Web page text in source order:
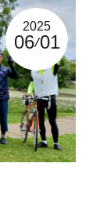
2025
06 01